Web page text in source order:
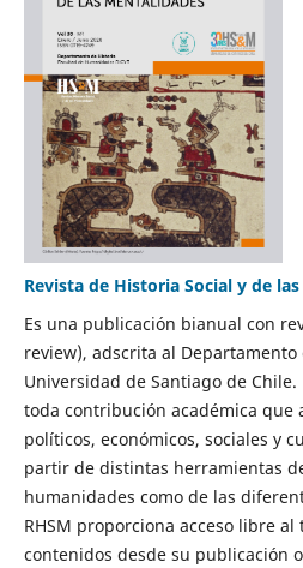
Revista de Historia Social y de
Es una publicación bianual con
review), adscrita al
Universidad de Santiago de
toda contribución académica que
políticos, económicos, sociales y
partir de distintas herramientas
humanidades como de las
RHSM proporciona acceso libre
contenidos desde su publicación